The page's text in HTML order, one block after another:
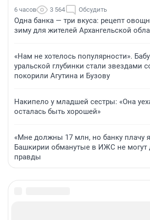
6 часов 3 564 Обсудить
Одна банка — три вкуса: рецепт
зиму для жителей Архангельской
«Нам не хотелось популярности».
уральской глубинки стали звездами
покорили Агутина и Бузову
Накипело у младшей сестры: «Она
осталась быть хорошей»
«Мне должны 17 млн, но банку плачу
Башкирии обманутые в ИЖС не могут
правды